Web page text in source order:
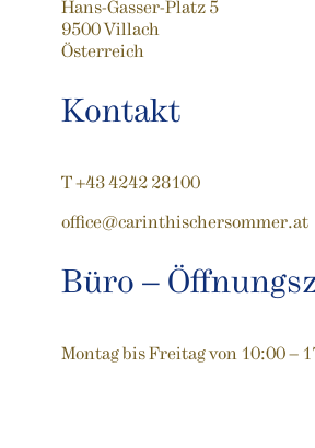
Hans-Gasser-Platz 5
9500 Villach
Österreich
Kontakt
T +43 4242 28100
office@carinthischersommer.at
Büro –
Montag bis Freitag von 10:00 –